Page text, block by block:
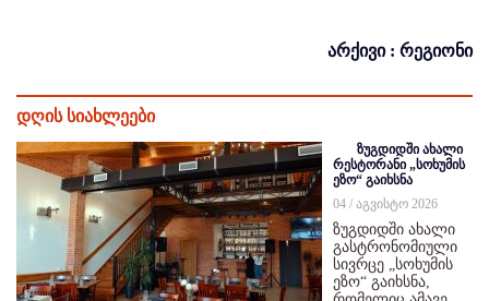
არქივი : რეგიონი
დღის სიახლეები
ზუგდიდში ახალი
რესტორანი „სოხუმის
ეზო“ გაიხსნა
04 / აგვისტო 2026
ზუგდიდში ახალი
გასტრონომიული
სივრცე „სოხუმის
ეზო“ გაიხსნა,